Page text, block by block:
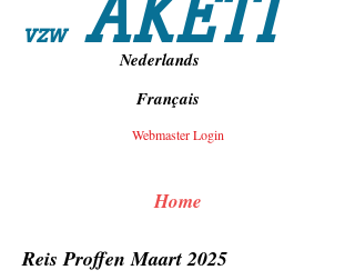
vzw
Nederlands
Français
Webmaster Login
Home
Reis Proffen Maart 2025